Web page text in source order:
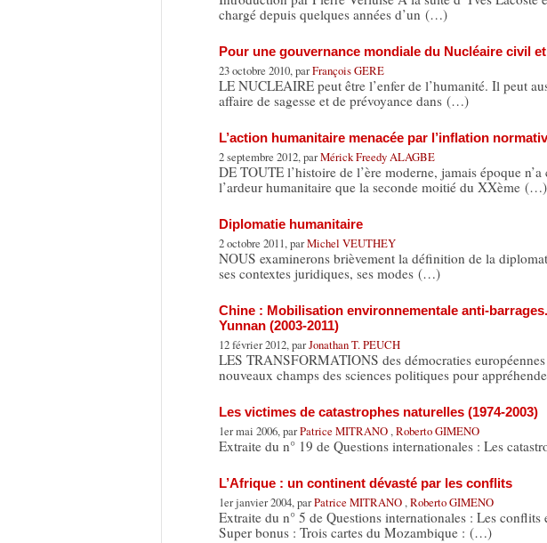
chargé depuis quelques années d’un (…)
Pour une gouvernance mondiale du Nucléaire civil
23 octobre 2010, parFrançois GERE
LE NUCLEAIRE peut être l’enfer de l’humanité. Il peut
affaire de sagesse et de prévoyance dans (…)
L’action humanitaire menacée par l’inflation
2 septembre 2012, parMérick Freedy ALAGBE
DE TOUTE l’histoire de l’ère moderne, jamais époque
l’ardeur humanitaire que la seconde moitié du XXème (…)
Diplomatie humanitaire
2 octobre 2011, parMichel VEUTHEY
NOUS examinerons brièvement la définition de la
ses contextes juridiques, ses modes (…)
Chine : Mobilisation environnementale anti-
Yunnan (2003-2011)
12 février 2012, parJonathan T. PEUCH
LES TRANSFORMATIONS des démocraties
nouveaux champs des sciences politiques pour
Les victimes de catastrophes naturelles (1974-2003)
1er mai 2006, parPatrice MITRANO,Roberto GIMENO
Extraite du n° 19 de Questions internationales : Les
L’Afrique : un continent dévasté par les conflits
1er janvier 2004, parPatrice MITRANO,Roberto GIMENO
Extraite du n° 5 de Questions internationales : Les
Super bonus : Trois cartes du Mozambique : (…)